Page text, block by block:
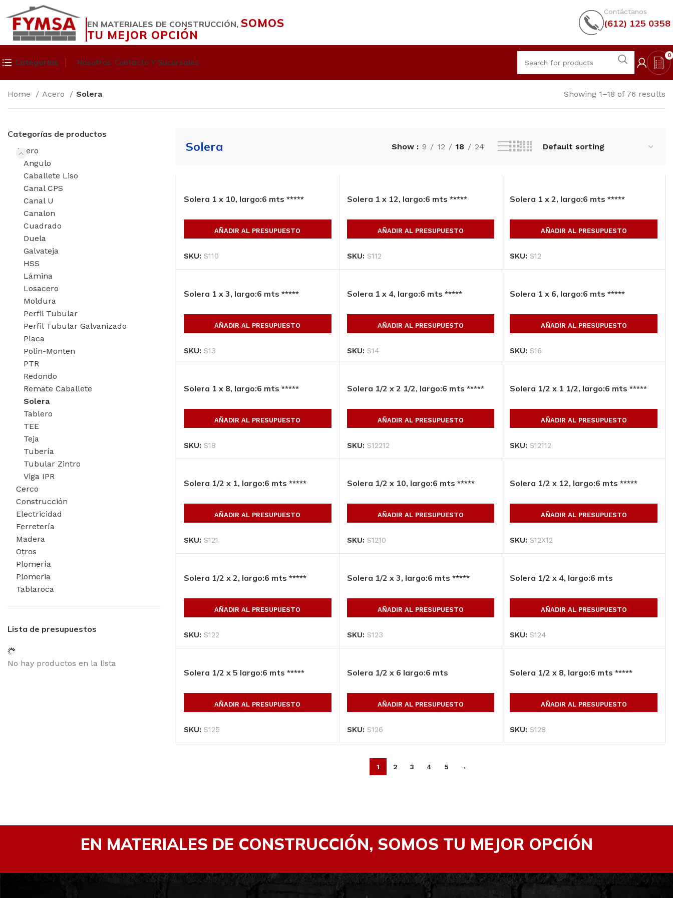
EN MATERIALES DE CONSTRUCCIÓN, SOMOS
TU MEJOR OPCIÓN
Contáctanos
(612) 125 0358
Categorías
VIGA IPR 21 X 6 1/2 X
84.9 Kg/m,
*****IMP
Lamina negra lisa 3′
SKU:LNLC123X8
VIGA IPR 21 X 8 1/4 X
101.3 Kg/m,
*****IMP
Todos los productos
Nosotros Contacto Y Sucursales
0
Home Acero Solera Showing 1–18 of 76 results
Categorías de productos
Acero
Angulo
Caballete Liso
Canal CPS
Canal U
Canalon
Cuadrado
Duela
Galvateja
HSS
Lámina
Losacero
Moldura
Perfil Tubular
Perfil Tubular Galvanizado
Placa
Polin-Monten
PTR
Redondo
Remate Caballete
Solera
Tablero
TEE
Teja
Tubería
Tubular Zintro
Viga IPR
Cerco
Construcción
Electricidad
Ferretería
Madera
Otros
Plomería
Plomeria
Tablaroca
Lista de presupuestos
No hay productos en la lista
Solera Show 9 12 18 24
Solera 1 x 10, largo:6 mts *****
AÑADIR AL PRESUPUESTO
SKU: S110
Solera 1 x 12, largo:6 mts *****
AÑADIR AL PRESUPUESTO
SKU: S112
Solera 1 x 2, largo:6 mts *****
AÑADIR AL PRESUPUESTO
SKU: S12
Solera 1 x 3, largo:6 mts *****
AÑADIR AL PRESUPUESTO
SKU: S13
Solera 1 x 4, largo:6 mts *****
AÑADIR AL PRESUPUESTO
SKU: S14
Solera 1 x 6, largo:6 mts *****
AÑADIR AL PRESUPUESTO
SKU: S16
Solera 1 x 8, largo:6 mts *****
AÑADIR AL PRESUPUESTO
SKU: S18
Solera 1/2 x 2 1/2, largo:6 mts *****
AÑADIR AL PRESUPUESTO
SKU: S12212
Solera 1/2 x 1 1/2, largo:6 mts *****
AÑADIR AL PRESUPUESTO
SKU: S12112
Solera 1/2 x 1, largo:6 mts *****
AÑADIR AL PRESUPUESTO
SKU: S121
Solera 1/2 x 10, largo:6 mts *****
AÑADIR AL PRESUPUESTO
SKU: S1210
Solera 1/2 x 12, largo:6 mts *****
AÑADIR AL PRESUPUESTO
SKU: S12X12
Solera 1/2 x 2, largo:6 mts *****
AÑADIR AL PRESUPUESTO
SKU: S122
Solera 1/2 x 3, largo:6 mts *****
AÑADIR AL PRESUPUESTO
SKU: S123
Solera 1/2 x 4, largo:6 mts
AÑADIR AL PRESUPUESTO
SKU: S124
Solera 1/2 x 5 largo:6 mts *****
AÑADIR AL PRESUPUESTO
SKU: S125
Solera 1/2 x 6 largo:6 mts
AÑADIR AL PRESUPUESTO
SKU: S126
Solera 1/2 x 8, largo:6 mts *****
AÑADIR AL PRESUPUESTO
SKU: S128
1 2 3 4 5 →
EN MATERIALES DE CONSTRUCCIÓN, SOMOS TU MEJOR OPCIÓN